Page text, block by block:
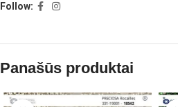
Follow:
Panašūs produktai